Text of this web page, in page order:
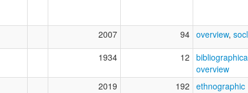
2007 94 overview,
1934 12
overview
2019 192 ethnographic